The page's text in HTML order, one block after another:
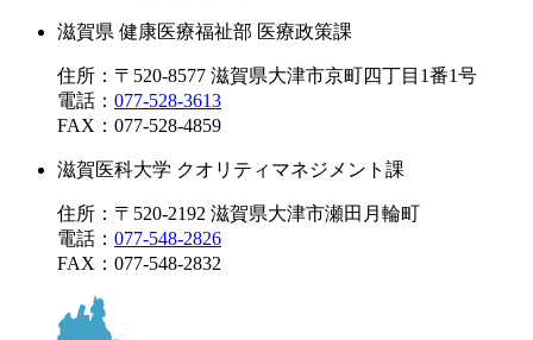
滋賀県 健康医療福祉部 医療政策課
住所：〒520-8577 滋賀県大津市京町四丁目1番1号
電話： 077-528-3613
FAX： 077-528-4859
滋賀医科大学 クオリティマネジメント課
住所：〒520-2192 滋賀県大津市瀬田月輪町
電話： 077-548-2826
FAX： 077-548-2832